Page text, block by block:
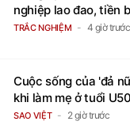
nghiệp lao đao, tiền
TRẮC NGHIỆM 4 giờ trước
Cuộc sống của 'đả
khi làm mẹ ở tuổi U50
SAO VIỆT 2 giờ trước